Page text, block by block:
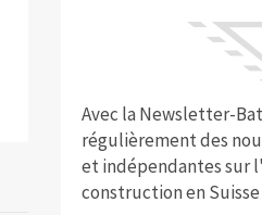
Avec la Newsletter-
régulièrement des
et indépendantes sur
construction en